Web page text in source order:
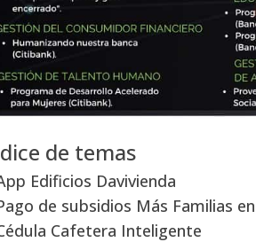
de temas
Edificios Davivienda
de subsidios Más Familias
Cafetera Inteligente